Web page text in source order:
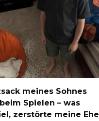
meines Sohnes
Spielen – was
zerstörte meine Ehe